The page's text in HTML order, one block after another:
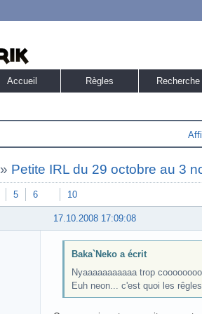
Accueil Règles Recherche
» Petite IRL du 29 octobre au 3
5 6 10
17.10.2008 17:09:08
Baka`Neko a écrit
Nyaaaaaaaaaaa trop
Euh neon... c'est quoi les